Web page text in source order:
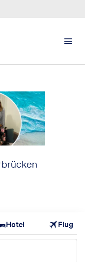
Hotel Flug